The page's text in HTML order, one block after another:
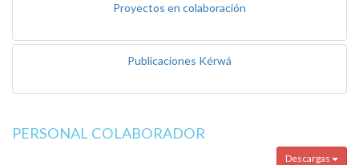
Proyectos en colaboración
Publicaciones Kérwá
PERSONAL COLABORADOR
Descargas